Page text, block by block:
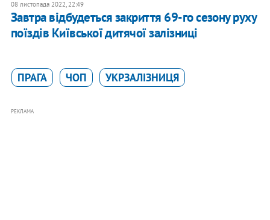
08 листопада 2022, 22:49
Завтра відбудеться закриття 69-го сезону руху
поїздів Київської дитячої залізниці
ПРАГА ЧОП УКРЗАЛІЗНИЦЯ
РЕКЛАМА